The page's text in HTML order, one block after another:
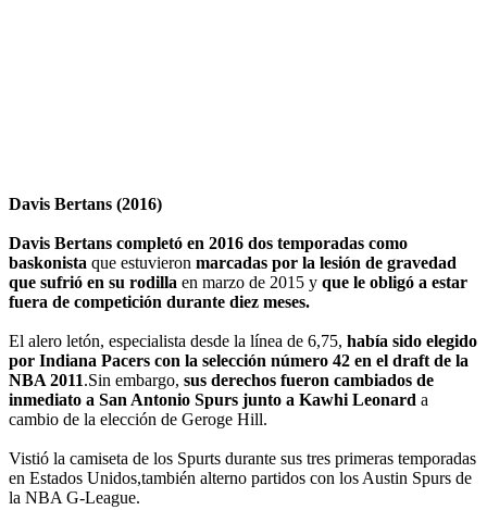
Davis Bertans (2016)
Davis Bertans completó en 2016 dos temporadas como
baskonista que estuvieron marcadas por la lesión de gravedad
que sufrió en su rodilla en marzo de 2015 y que le obligó a estar
fuera de competición durante diez meses.
El alero letón, especialista desde la línea de 6,75, había sido elegido
por Indiana Pacers con la selección número 42 en el draft de la
NBA 2011.Sin embargo, sus derechos fueron cambiados de
inmediato a San Antonio Spurs junto a Kawhi Leonard a
cambio de la elección de Geroge Hill.
Vistió la camiseta de los Spurts durante sus tres primeras temporadas
en Estados Unidos,también alterno partidos con los Austin Spurs de
la NBA G-League.